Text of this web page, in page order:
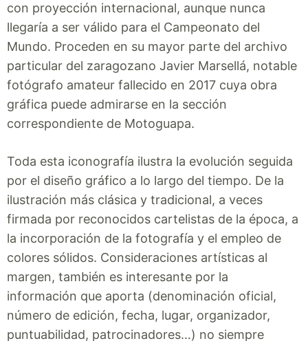
con proyección internacional, aunque nunca
llegaría a ser válido para el Campeonato del
Mundo. Proceden en su mayor parte del archivo
particular del zaragozano Javier Marsellá, notable
fotógrafo amateur fallecido en 2017 cuya obra
gráfica puede admirarse en la sección
correspondiente de Motoguapa.
Toda esta iconografía ilustra la evolución seguida
por el diseño gráfico a lo largo del tiempo. De la
ilustración más clásica y tradicional, a veces
firmada por reconocidos cartelistas de la época, a
la incorporación de la fotografía y el empleo de
colores sólidos. Consideraciones artísticas al
margen, también es interesante por la
información que aporta (denominación oficial,
número de edición, fecha, lugar, organizador,
puntuabilidad, patrocinadores…) no siempre